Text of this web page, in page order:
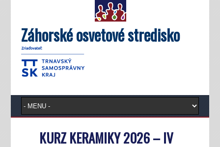
Záhorské osvetové stredisko
KURZ KERAMIKY 2026 – IV